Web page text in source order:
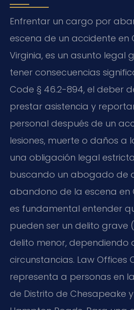
Enfrentar un cargo por
escena de un accidente en
Virginia, es un asunto legal
tener consecuencias
Code § 46.2-894, el deber
prestar asistencia y
personal después de un
lesiones, muerte o daños a
una obligación legal
buscando un abogado de
abandono de la escena en
es fundamental entender
pueden ser un delito grave
delito menor, dependiendo
circunstancias. Law Offices
representa a personas en
de Distrito de Chesapeake